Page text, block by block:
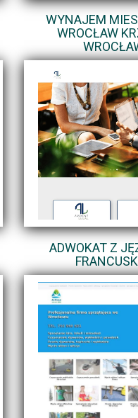
WYNAJEM
WROCŁAW
ADWOKAT Z